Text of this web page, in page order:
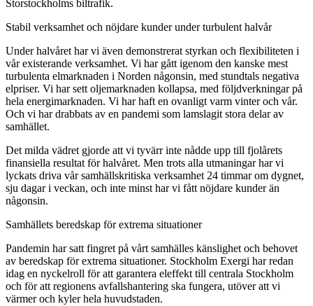
Storstockholms biltrafik.
Stabil verksamhet och nöjdare kunder under turbulent halvår
Under halvåret har vi även demonstrerat styrkan och flexibiliteten i
vår existerande verksamhet. Vi har gått igenom den kanske mest
turbulenta elmarknaden i Norden någonsin, med stundtals negativa
elpriser. Vi har sett oljemarknaden kollapsa, med följdverkningar på
hela energimarknaden. Vi har haft en ovanligt varm vinter och vår.
Och vi har drabbats av en pandemi som lamslagit stora delar av
samhället.
Det milda vädret gjorde att vi tyvärr inte nådde upp till fjolårets
finansiella resultat för halvåret. Men trots alla utmaningar har vi
lyckats driva vår samhällskritiska verksamhet 24 timmar om dygnet,
sju dagar i veckan, och inte minst har vi fått nöjdare kunder än
någonsin.
Samhällets beredskap för extrema situationer
Pandemin har satt fingret på vårt samhälles känslighet och behovet
av beredskap för extrema situationer. Stockholm Exergi har redan
idag en nyckelroll för att garantera eleffekt till centrala Stockholm
och för att regionens avfallshantering ska fungera, utöver att vi
värmer och kyler hela huvudstaden.